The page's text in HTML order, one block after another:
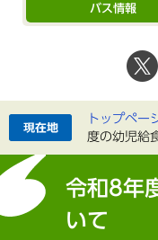
バス情報
トップペー
度の幼児給
令和8年
いて